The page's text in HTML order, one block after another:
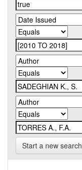
Start a new search